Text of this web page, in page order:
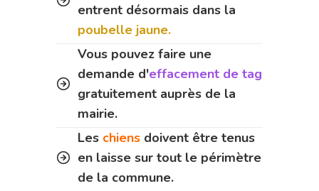
entrent désormais dans la
poubelle jaune.
Vous pouvez faire une
demande d'effacement de tag
gratuitement auprès de la
mairie.
Les chiens doivent être tenus
en laisse sur tout le périmètre
de la commune.